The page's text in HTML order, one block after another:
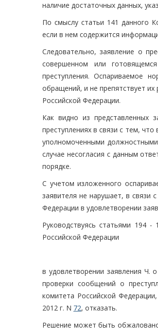
наличие достаточных данных,
По смыслу статьи 141 данного
если в нем содержится
Следовательно, заявление о
совершенном или
преступления. Оспариваемое
обращений, и не препятствует их
Российской Федерации.
Как видно из представленных
преступлениях в связи с тем,
уполномоченными
случае несогласия с данным
порядке.
С учетом изложенного
заявителя не нарушает, в связи
Федерации в удовлетворении
Руководствуясь статьями 194 -
Российской Федерации
в удовлетворении заявления Ч.
проверки сообщений о
комитета Российской
2012 г. N 72, отказать.
Решение может быть